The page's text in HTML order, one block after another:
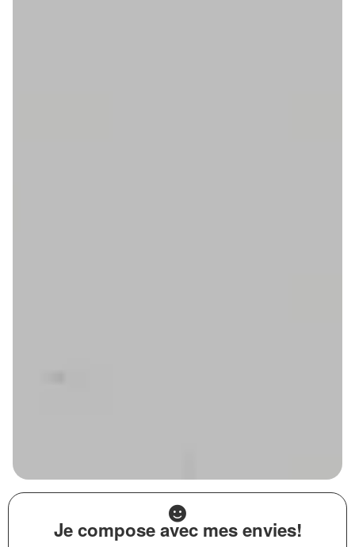
Je compose avec mes envies!